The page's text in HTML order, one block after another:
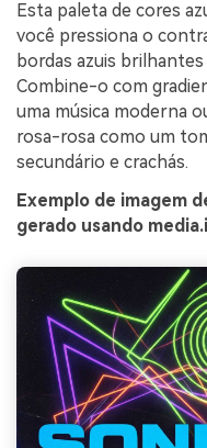
Esta paleta de cores
você pressiona o
bordas azuis
Combine-o com
uma música moderna
rosa-rosa como um
secundário e crachás.
Exemplo de imagem
gerado usando